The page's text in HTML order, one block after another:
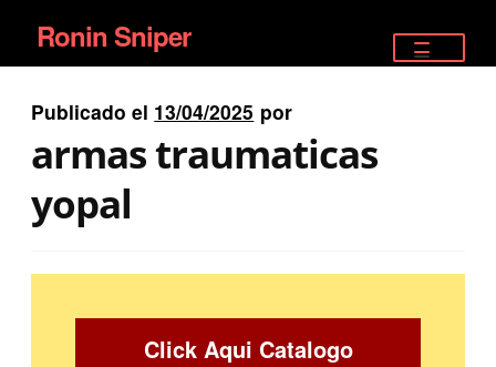
Ir
a
la
navegación
Ir
al
contenido
Ronin Sniper
Publicado el 13/04/2025 por
armas traumaticas
yopal
Click Aqui Catalogo